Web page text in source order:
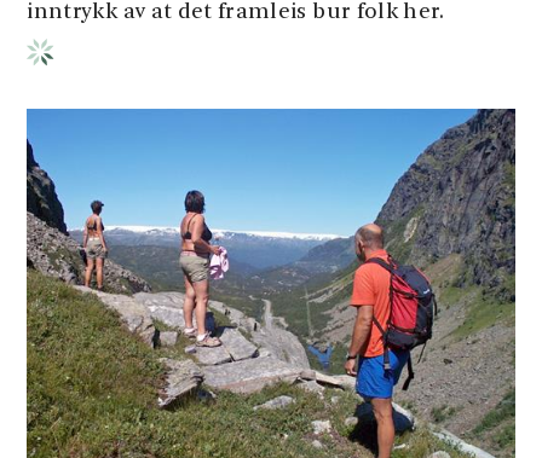
inntrykk av at det framleis bur folk her.